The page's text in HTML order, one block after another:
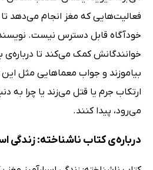
فعالیت‌هایی که مغز انجام می‌دهد
خودآگاه قابل دسترس نیست.
خوانندگانش کمک می‌کند تا
بیاموزند و جواب معماهایی مثل
ارتکاب جرم یا قتل می‌زند یا چرا به
می‌رود، پیدا کنند.
درباره‌ی کتاب ناشناخته: زندگی